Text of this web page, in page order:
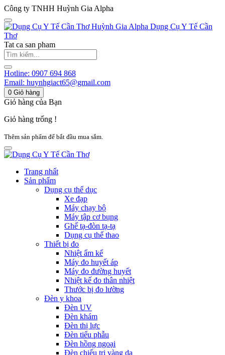
Công ty TNHH Huỳnh Gia Alpha
Huỳnh Gia Alpha Dụng Cụ Y Tế Cần
Thơ
Tat ca san pham
Hotline: 0907 694 868
Email: huynhgiact65@gmail.com
0 Giỏ hàng
Giỏ hàng của Bạn
Giỏ hàng trống !
Thêm sản phẩm để bắt đầu mua sắm.
Trang nhất
Sản phẩm
Dụng cụ thể dục
Xe đạp
Máy chạy bộ
Máy tập cơ bụng
Ghế tạ-đòn tạ-tạ
Dụng cụ thể thao
Thiết bị đo
Nhiệt ẩm kế
Máy đo huyết áp
Máy đo đường huyết
Nhiệt kế đo thân nhiệt
Thước bị đo lường
Đèn y khoa
Đèn UV
Đèn khám
Đèn thị lực
Đèn tiểu phẫu
Đèn hồng ngoại
Đèn chiếu trị vàng da